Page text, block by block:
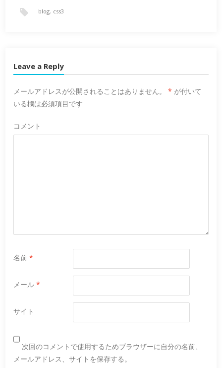
blog, css3
Leave a Reply
メールアドレスが公開されることはありません。 * が付いて
いる欄は必須項目です
コメント
名前*
メール*
サイト
次回のコメントで使用するためブラウザーに自分の名前、
メールアドレス、サイトを保存する。